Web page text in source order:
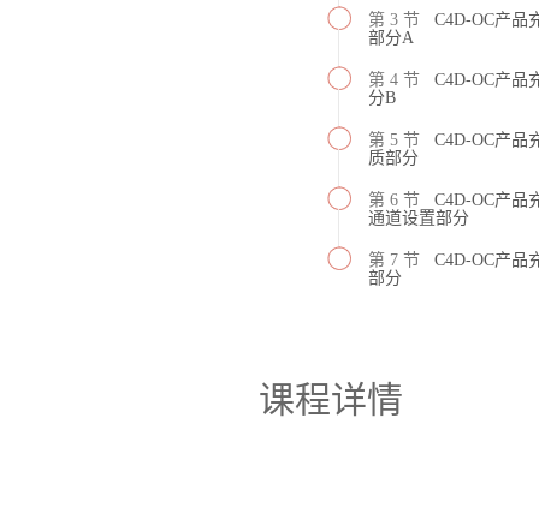
第 3 节 C4D-OC产品
部分A
第 4 节 C4D-OC产品
分B
第 5 节 C4D-OC产品
质部分
第 6 节 C4D-OC产品
通道设置部分
第 7 节 C4D-OC产品
部分
课程详情